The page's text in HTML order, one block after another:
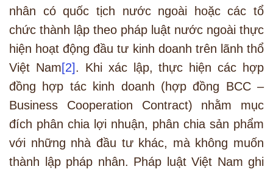
nhân có quốc tịch nước ngoài hoặc các tổ
chức thành lập theo pháp luật nước ngoài thực
hiện hoạt động đầu tư kinh doanh trên lãnh thổ
Việt Nam[2]. Khi xác lập, thực hiện các hợp
đồng hợp tác kinh doanh (hợp đồng BCC –
Business Cooperation Contract) nhằm mục
đích phân chia lợi nhuận, phân chia sản phẩm
với những nhà đầu tư khác, mà không muốn
thành lập pháp nhân. Pháp luật Việt Nam ghi